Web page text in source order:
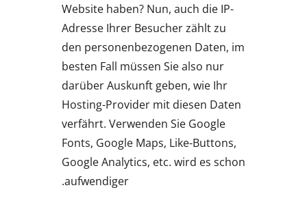
Website haben? Nun, auch die IP-
Adresse Ihrer Besucher zählt zu
den personenbezogenen Daten, im
besten Fall müssen Sie also nur
darüber Auskunft geben, wie Ihr
Hosting-Provider mit diesen Daten
verfährt. Verwenden Sie Google
Fonts, Google Maps, Like-Buttons,
Google Analytics, etc. wird es schon
aufwendiger.